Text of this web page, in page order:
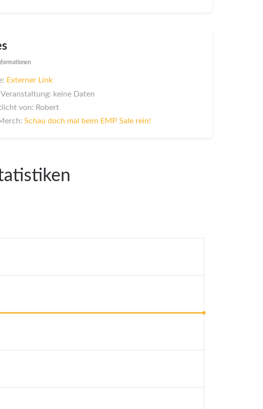
Externer Link
Veranstaltung: keine Daten
von: Robert
Schau doch mal beim EMP Sale rein!